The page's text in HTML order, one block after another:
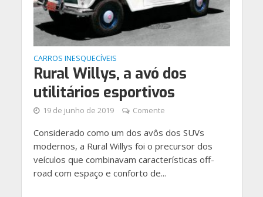
CARROS INESQUECÍVEIS
Rural Willys, a avó dos
utilitários esportivos
19 de junho de 2019 Comente
Considerado como um dos avôs dos SUVs
modernos, a Rural Willys foi o precursor dos
veículos que combinavam características off-
road com espaço e conforto de...